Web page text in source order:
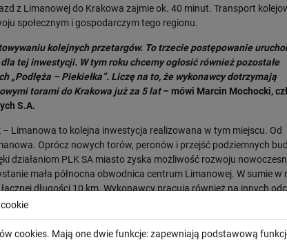
z Limanowej do Krakowa zajmie ok. 40 minut. Transport
społecznym i gospodarczym tego regionu.
kolejnych przetargów. To trzecie postępowanie
tej inwestycji. W tym roku chcemy ogłosić również pozostałe
„Podłęża – Piekiełka”. Liczę na to, że wykonawcy dotrzymają
torami do Krakowa już za 5 lat– mówi Marcin Mochocki,
S.A.
Limanowa to kolejna inwestycja realizowana w tym miejscu. Od
Oprócz nowych torów, peronów i przejść podziemnych
działaniom PLK SA miasto zyska możliwość rozwoju
mała północna obwodnica centrum Limanowej. W sumie w
długości 10 km. Wykonawcy pracują również na innych
kolej powstaje pomiędzy Limanową a Nowym Sączem oraz
przetargowe na trzy inne odcinki tej linii: Rabka Zaryte –
Tymbark i Podłęże – Gdów.
cookies. Mają one dwie funkcje: zapewniają podstawową